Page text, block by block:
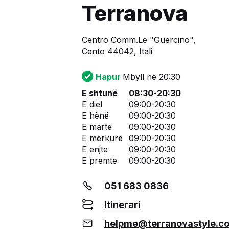
Terranova
Centro Comm.Le "Guercino",
Cento 44042, Itali
Hapur Mbyll në 20:30
E shtunë
08:30-20:30
E diel
09:00-20:30
E hënë
09:00-20:30
E martë
09:00-20:30
E mërkurë
09:00-20:30
E enjte
09:00-20:30
E premte
09:00-20:30
051 683 0836
Itinerari